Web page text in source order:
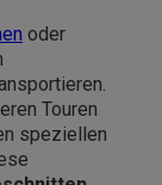
oder
Touren
speziellen